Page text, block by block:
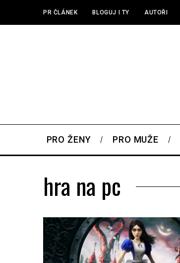
PR ČLÁNEK BLOGUJ I TY AUTOŘI
PRO ŽENY PRO MUŽE
hra na pc